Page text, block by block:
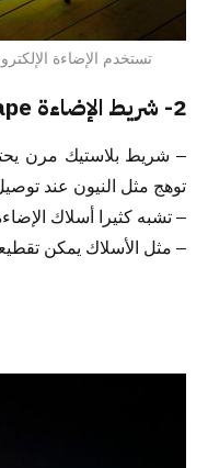
تستخدم الإضاءة
2- شريط الإضاءة EL Tape
– شريط بلاستيك مرن
توهج مثل النيون عند
– تشبه كثيرا أسلاك
– مثل الأسلاك يمكن